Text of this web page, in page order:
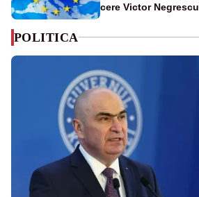
cere Victor Negrescu
POLITICA